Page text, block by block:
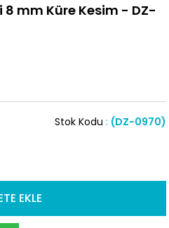
mm Küre Kesim - DZ-
(DZ-0970)
Stok Kodu